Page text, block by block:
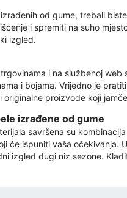
od gume, trebali
i spremiti na suho
izgled.
i na službenoj
i bojama. Vrijedno je
proizvode koji
izrađene od gume
savršena su
će ispuniti vaša očekivanja.
izgled dugi niz sezone.